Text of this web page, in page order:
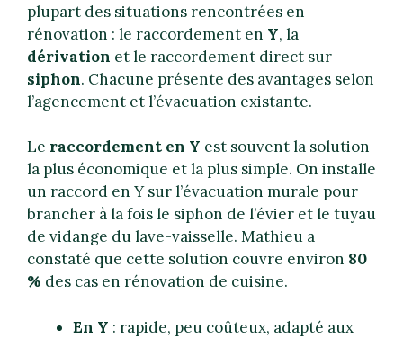
plupart des situations rencontrées en
rénovation : le raccordement en Y, la
dérivation et le raccordement direct sur
siphon. Chacune présente des avantages selon
l’agencement et l’évacuation existante.
Le raccordement en Y est souvent la solution
la plus économique et la plus simple. On installe
un raccord en Y sur l’évacuation murale pour
brancher à la fois le siphon de l’évier et le tuyau
de vidange du lave-vaisselle. Mathieu a
constaté que cette solution couvre environ 80
% des cas en rénovation de cuisine.
En Y : rapide, peu coûteux, adapté aux